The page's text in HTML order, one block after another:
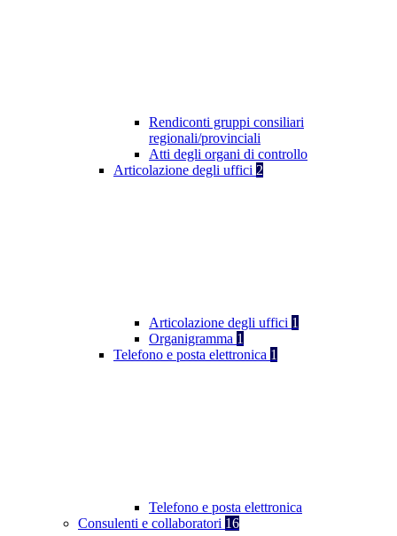
Rendiconti gruppi consiliari
regionali/provinciali
Atti degli organi di controllo
Articolazione degli uffici 2
Articolazione degli uffici 1
Organigramma 1
Telefono e posta elettronica 1
Telefono e posta elettronica
Consulenti e collaboratori 16